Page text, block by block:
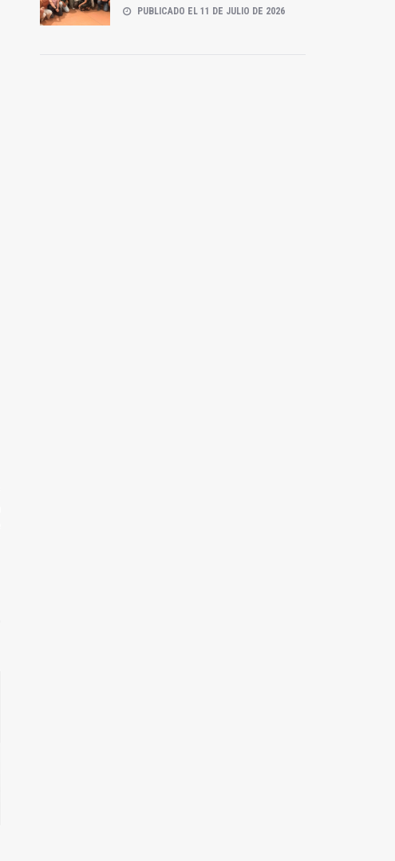
PUBLICADO EL 11 DE JULIO DE 2026